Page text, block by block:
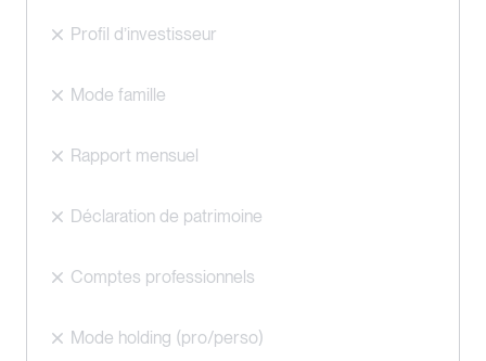
Profil d’investisseur
Mode famille
Rapport mensuel
Déclaration de patrimoine
Comptes professionnels
Mode holding (pro/perso)